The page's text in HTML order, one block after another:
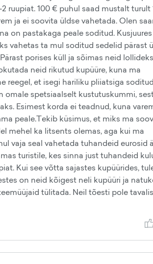
ruupiat. 100 € puhul saad mustalt turult
ja ei soovita üldse vahetada. Olen
on pastakaga peale soditud.
vahetas ta mul soditud sedelid pärast
porises küll ja sõimas neid
neid rikutud kupüüre, kuna ma
reegel, et isegi hariliku pliiatsiga soditud
omale spetsiaalselt kustutuskummi,
Esimest korda ei teadnud, kuna
peale.Tekib küsimus, et miks ma
mehel ka litsents olemas, aga kui ma
vaja seal vahetada tuhandeid eurosid
turistile, kes sinna just tuhandeid
Kui see võtta sajastes kupüürides,
on neid kõigest neli kupüüri ja
tülitada. Neil tõesti pole